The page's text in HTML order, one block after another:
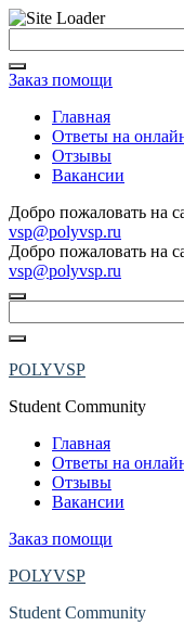
to
content
Заказ помощи
Главная
Ответы на
Отзывы
Вакансии
Добро пожаловать на
vsp@polyvsp.ru
Добро пожаловать на
vsp@polyvsp.ru
POLYVSP
Student Community
Главная
Ответы на
Отзывы
Вакансии
Заказ помощи
POLYVSP
Student Community